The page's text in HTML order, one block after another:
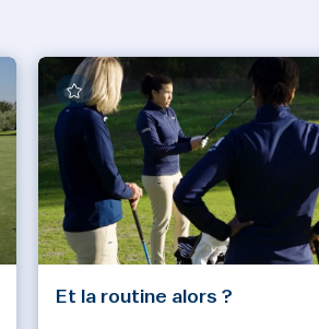
Et la routine alors ?